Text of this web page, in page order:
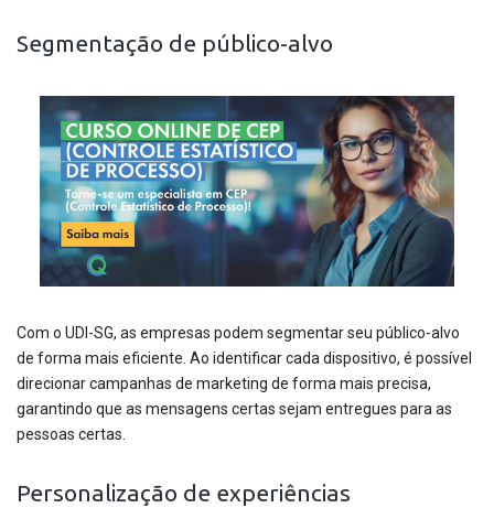
Segmentação de público-alvo
Com o UDI-SG, as empresas podem segmentar seu público-alvo
de forma mais eficiente. Ao identificar cada dispositivo, é possível
direcionar campanhas de marketing de forma mais precisa,
garantindo que as mensagens certas sejam entregues para as
pessoas certas.
Personalização de experiências